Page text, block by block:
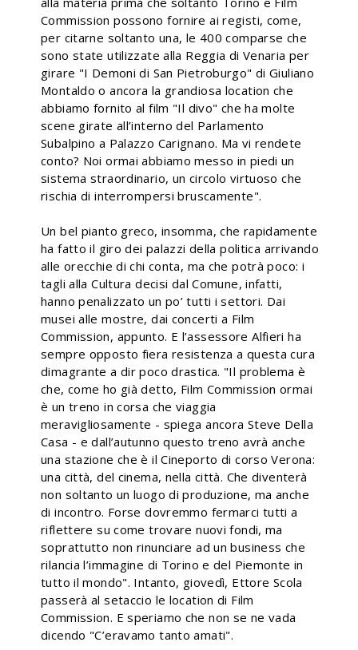
Commission possono fornire ai registi, come,
per citarne soltanto una, le 400 comparse che
sono state utilizzate alla Reggia di Venaria per
girare "I Demoni di San Pietroburgo" di Giuliano
Montaldo o ancora la grandiosa location che
abbiamo fornito al film "Il divo" che ha molte
scene girate all’interno del Parlamento
Subalpino a Palazzo Carignano. Ma vi rendete
conto? Noi ormai abbiamo messo in piedi un
sistema straordinario, un circolo virtuoso che
rischia di interrompersi bruscamente".
Un bel pianto greco, insomma, che rapidamente
ha fatto il giro dei palazzi della politica arrivando
alle orecchie di chi conta, ma che potrà poco: i
tagli alla Cultura decisi dal Comune, infatti,
hanno penalizzato un po’ tutti i settori. Dai
musei alle mostre, dai concerti a Film
Commission, appunto. E l’assessore Alfieri ha
sempre opposto fiera resistenza a questa cura
dimagrante a dir poco drastica. "Il problema è
che, come ho già detto, Film Commission ormai
è un treno in corsa che viaggia
meravigliosamente - spiega ancora Steve Della
Casa - e dall’autunno questo treno avrà anche
una stazione che è il Cineporto di corso Verona:
una città, del cinema, nella città. Che diventerà
non soltanto un luogo di produzione, ma anche
di incontro. Forse dovremmo fermarci tutti a
riflettere su come trovare nuovi fondi, ma
soprattutto non rinunciare ad un business che
rilancia l’immagine di Torino e del Piemonte in
tutto il mondo". Intanto, giovedì, Ettore Scola
passerà al setaccio le location di Film
Commission. E speriamo che non se ne vada
dicendo "C’eravamo tanto amati".